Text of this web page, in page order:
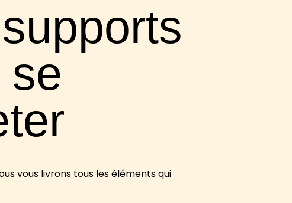
se
vous livrons tous les éléments qui